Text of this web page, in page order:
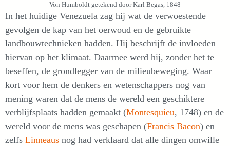
Von Humboldt getekend door Karl Begas, 1848
In het huidige Venezuela zag hij wat de verwoestende
gevolgen de kap van het oerwoud en de gebruikte
landbouwtechnieken hadden. Hij beschrijft de invloeden
hiervan op het klimaat. Daarmee werd hij, zonder het te
beseffen, de grondlegger van de milieubeweging. Waar
kort voor hem de denkers en wetenschappers nog van
mening waren dat de mens de wereld een geschiktere
verblijfsplaats hadden gemaakt (Montesquieu, 1748) en de
wereld voor de mens was geschapen (Francis Bacon) en
zelfs Linneaus nog had verklaard dat alle dingen omwille